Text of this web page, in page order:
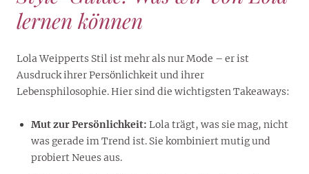
lernen können
Lola Weipperts Stil ist mehr als nur Mode – er ist
Ausdruck ihrer Persönlichkeit und ihrer
Lebensphilosophie. Hier sind die wichtigsten Takeaways:
Mut zur Persönlichkeit: Lola trägt, was sie mag, nicht
was gerade im Trend ist. Sie kombiniert mutig und
probiert Neues aus.